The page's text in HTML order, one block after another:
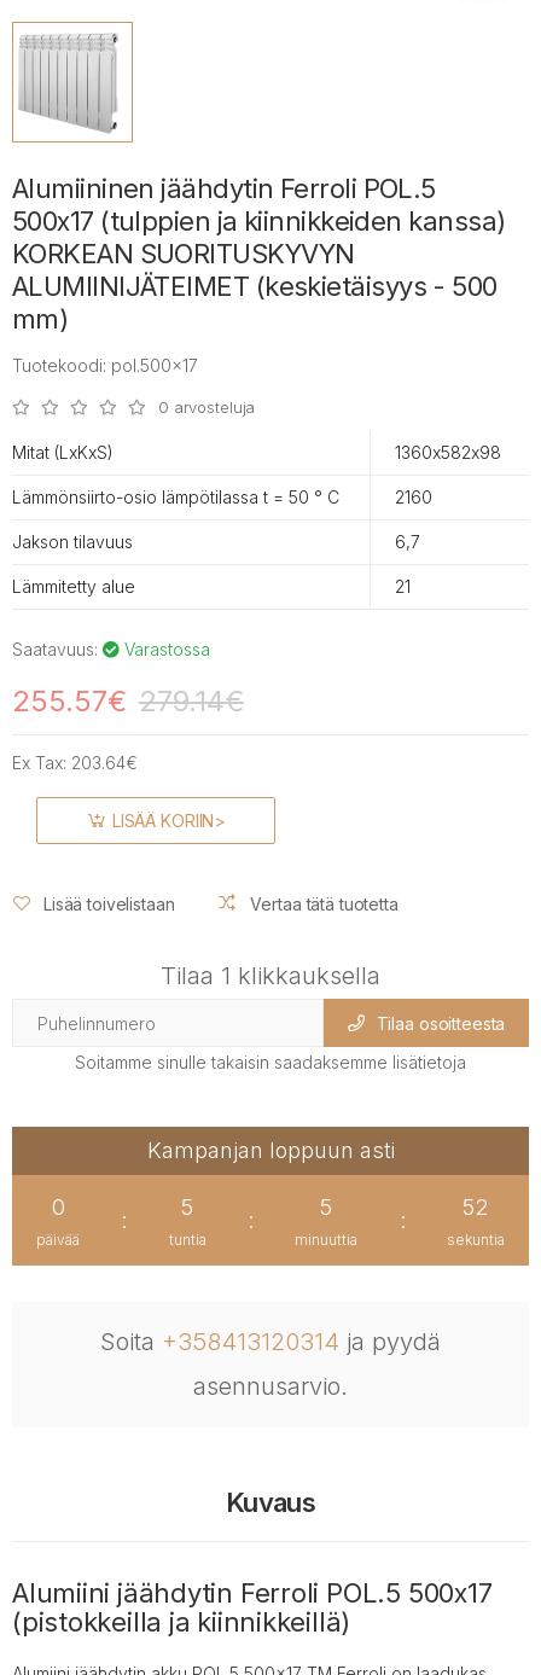
Alumiininen jäähdytin Ferroli POL.5
500x17 (tulppien ja kiinnikkeiden kanssa)
KORKEAN SUORITUSKYVYN
ALUMIINIJÄTEIMET (keskietäisyys - 500
mm)
Tuotekoodi: pol.500x17
0 arvosteluja
Mitat (LxKxS) 1360х582х98
Lämmönsiirto-osio lämpötilassa t = 50 ° С 2160
Jakson tilavuus 6,7
Lämmitetty alue 21
Saatavuus: Varastossa
255.57€ 279.14€
Ex Tax: 203.64€
LISÄÄ KORIIN>
Lisää toivelistaan Vertaa tätä tuotetta
Tilaa 1 klikkauksella
Tilaa osoitteesta
Soitamme sinulle takaisin saadaksemme lisätietoja
Kampanjan loppuun asti
0
päivää
:
5
tuntia
:
5
minuuttia
:
52
sekuntia
Soita +358413120314 ja pyydä
asennusarvio.
Kuvaus
Alumiini jäähdytin Ferroli POL.5 500x17
(pistokkeilla ja kiinnikkeillä)